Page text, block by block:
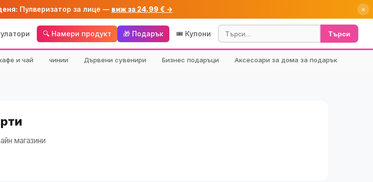
Пулверизатор за лице — виж за 24.99 € → ×
🔍 Намери продукт 🎁 Подарък 🎟️ Купони Търси
и чай чинии Дървени сувенири Бизнес подаръци Аксесоари за дома за подарък
магазини